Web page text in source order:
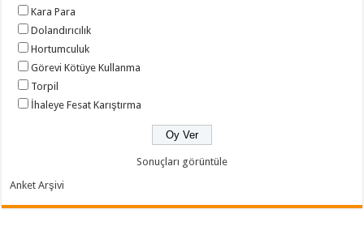
Kara Para
Dolandırıcılık
Hortumculuk
Görevi Kötüye Kullanma
Torpil
İhaleye Fesat Karıştırma
Sonuçları görüntüle
Anket Arşivi